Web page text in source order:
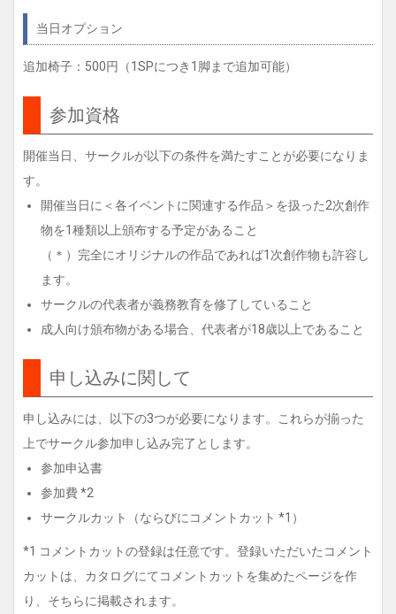
当日オプション
追加椅子：500円（1SPにつき1脚まで追加可能）
参加資格
開催当日、サークルが以下の条件を満たすことが必要になりま
す。
開催当日に＜各イベントに関連する作品＞を扱った2次創作
物を1種類以上頒布する予定があること
（＊）完全にオリジナルの作品であれば1次創作物も許容し
ます。
サークルの代表者が義務教育を修了していること
成人向け頒布物がある場合、代表者が18歳以上であること
申し込みに関して
申し込みには、以下の3つが必要になります。これらが揃った
上でサークル参加申し込み完了とします。
参加申込書
参加費 *2
サークルカット（ならびにコメントカット *1）
*1 コメントカットの登録は任意です。登録いただいたコメント
カットは、カタログにてコメントカットを集めたページを作
り、そちらに掲載されます。